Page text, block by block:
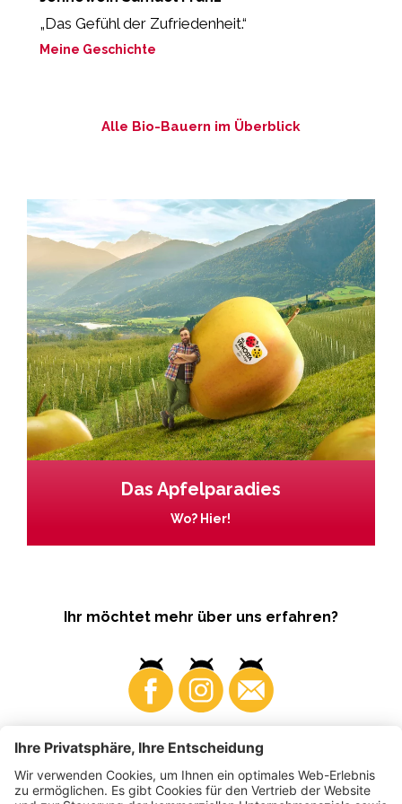
„Das Gefühl der Zufriedenheit.“
Meine Geschichte
Alle Bio-Bauern im Überblick
Das Apfelparadies
Wo? Hier!
Ihr möchtet mehr über uns erfahren?
Business Produzenten